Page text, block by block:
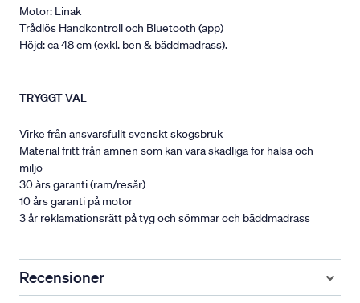
Motor: Linak
Trådlös Handkontroll och Bluetooth (app)
Höjd: ca 48 cm (exkl. ben & bäddmadrass).
TRYGGT VAL
Virke från ansvarsfullt svenskt skogsbruk
Material fritt från ämnen som kan vara skadliga för hälsa och
miljö
30 års garanti (ram/resår)
10 års garanti på motor
3 år reklamationsrätt på tyg och sömmar och bäddmadrass
Recensioner